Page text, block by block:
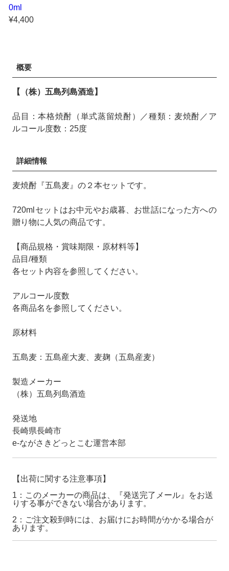
0ml
¥4,400
概要
【（株）五島列島酒造】
品目：本格焼酎（単式蒸留焼酎）／種類：麦焼酎／ア
ルコール度数：25度
詳細情報
麦焼酎『五島麦』の２本セットです。
720mlセットはお中元やお歳暮、お世話になった方への
贈り物に人気の商品です。
【商品規格・賞味期限・原材料等】
品目/種類
各セット内容を参照してください。
アルコール度数
各商品名を参照してください。
原材料
五島麦：五島産大麦、麦麹（五島産麦）
製造メーカー
（株）五島列島酒造
発送地
長崎県長崎市
e-ながさきどっとこむ運営本部
【出荷に関する注意事項】
1：このメーカーの商品は、『発送完了メール』をお送
りする事ができない場合があります。
2：ご注文殺到時には、お届けにお時間がかかる場合が
あります。